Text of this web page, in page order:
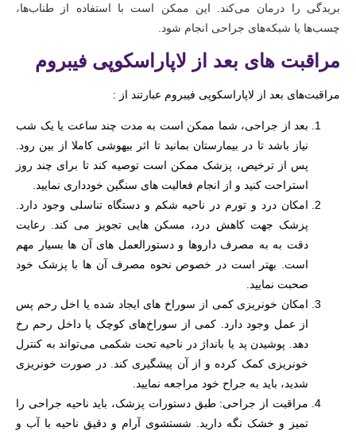
بریدگی را درمان می‌کند. این ممکن است با استفاده از طناب‌ها،
چسب‌ها یا شبکه‌های جراحی انجام شود.
مراقبت های بعد از لاپاراسکوپی فیبروم
مراقبت‌های بعد از لاپاراسکوپی فیبروم عبارتند از :
بعد از جراحی، شما ممکن است به مدت چند ساعت یا یک شب
نیاز باشد تا در بیمارستان بمانید تا اثر بیهوشی کاملا از بین رود.
پس از ترخیص، پزشک ممکن است توصیه کند تا برای چند روز
استراحت کنید و از انجام فعالیت های سنگین خودداری نمایید.
امکان درد و تورم در ناحیه شکم و دستگاه تناسلی وجود دارد.
پزشک جهت کاهش درد، مسکن هایی تجویز می کند. رعایت
دقت به به مصرف داروها و دستورالعمل های آن ها بسیار مهم
است. بهتر است در خصوص نحوه مصرف آن ها با پزشک خود
صحبت نمایید.
امکان خونریزی کمی از سوراخ های ایجاد شده یا اخل رحم پس
از عمل وجود دارد. کمی از سوراخ‌های کوچک یا داخل رحم رخ
دهد. پوشیدن پد یا بانداژ در ناحیه تحت شکمی می‌تواند به کنترل
خونریزی کمک کرده و از آن پیشگیری کند. در صورت خونریزی
شدید، باید به جراح خود مراجعه نمایید.
مراقبت از جراحی: طبق دستورات پزشک، باید ناحیه جراحی را
تمیز و خشک نگه دارید. شستشوی آرام و دقیق ناحیه با آب و